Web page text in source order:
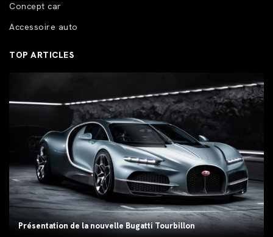
Concept car
Accessoire auto
TOP ARTICLES
Présentation de la nouvelle Bugatti Tourbillon